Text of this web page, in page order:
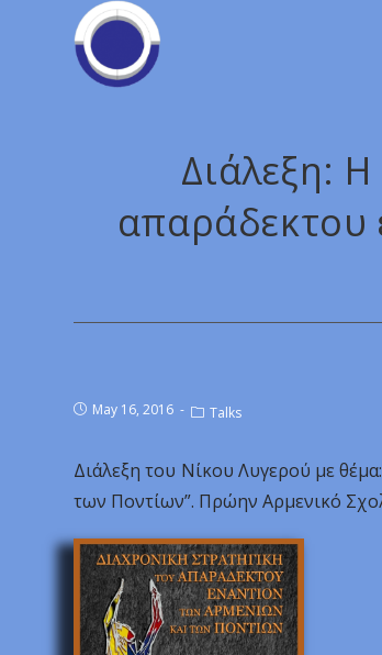
Διάλεξη:
απαράδεκτου
May 16, 2016 Talks
Διάλεξη του Νίκου Λυγερού με
των Ποντίων”. Πρώην Αρμενικό